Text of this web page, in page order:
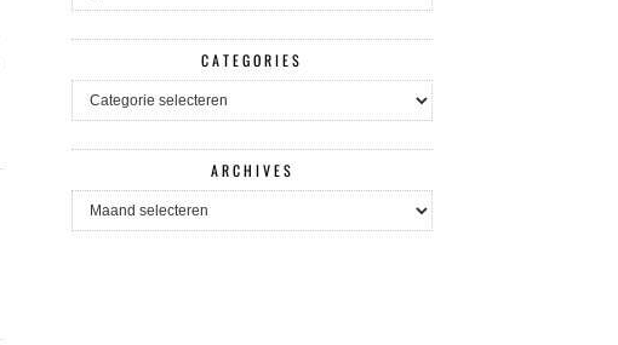
CATEGORIES
CATEGORIES
ARCHIVES
ARCHIVES